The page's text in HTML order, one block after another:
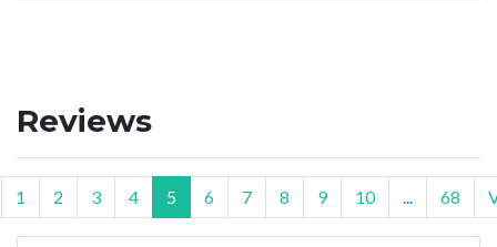
Reviews
1 2 3 4 5 6 7 8 9 10 68